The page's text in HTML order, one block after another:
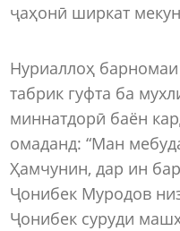
ҷаҳонӣ ширкат
Нуриаллоҳ
табрик гуфта ба
миннатдорӣ баён
омаданд: “Ман
Ҳамчунин, дар ин
Ҷонибек Муродов
Ҷонибек суруди